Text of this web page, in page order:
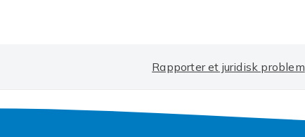
Rapporter et juridisk problem